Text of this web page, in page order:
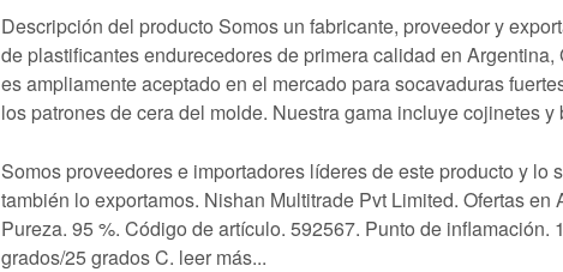
Descripción del producto Somos un fabricante, proveedor y
de plastificantes endurecedores de primera calidad en Argentina,
es ampliamente aceptado en el mercado para socavaduras
los patrones de cera del molde. Nuestra gama incluye cojinetes
Somos proveedores e importadores líderes de este producto y lo
también lo exportamos. Nishan Multitrade Pvt Limited. Ofertas
Pureza. 95 %. Código de artículo. 592567. Punto de inflamación.
grados/25 grados C. leer más...